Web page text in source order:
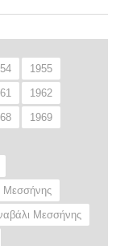
1955
1962
1969
Μεσσήνης
Μεσσήνης